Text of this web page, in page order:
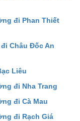
đi Phan Thiết
Châu Đốc An
Liêu
đi Nha Trang
đi Cà Mau
đi Rạch Giá